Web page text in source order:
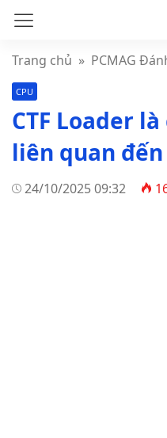
Trang chủ » PCMAG
CPU
CTF Loader
liên quan đến
24/10/2025 09:32